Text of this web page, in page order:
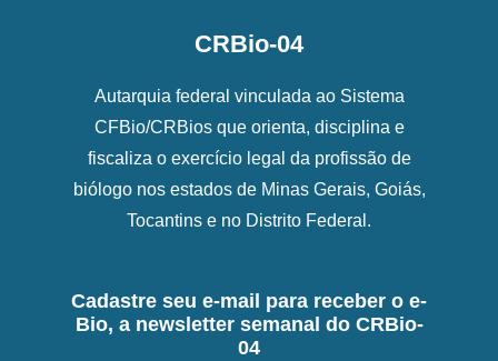
CRBio-04
Autarquia federal vinculada ao Sistema
CFBio/CRBios que orienta, disciplina e
fiscaliza o exercício legal da profissão de
biólogo nos estados de Minas Gerais, Goiás,
Tocantins e no Distrito Federal.
Cadastre seu e-mail para receber o e-
Bio, a newsletter semanal do CRBio-
04